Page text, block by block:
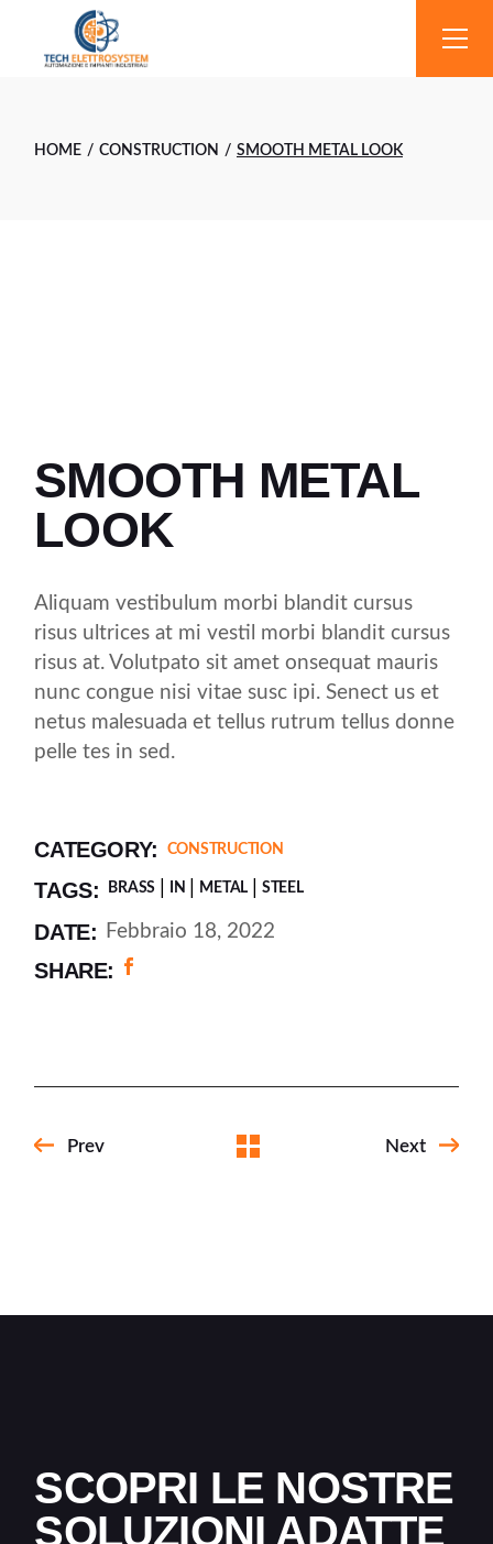
content
HOME CONSTRUCTION SMOOTH METAL LOOK
SMOOTH METAL
LOOK
Aliquam vestibulum morbi blandit cursus
risus ultrices at mi vestil morbi blandit cursus
risus at. Volutpato sit amet onsequat mauris
nunc congue nisi vitae susc ipi. Senect us et
netus malesuada et tellus rutrum tellus donne
pelle tes in sed.
CATEGORY: CONSTRUCTION
TAGS: BRASS IN METAL STEEL
DATE: Febbraio 18, 2022
SHARE:
Prev Next
SCOPRI LE NOSTRE
SOLUZIONI ADATTE